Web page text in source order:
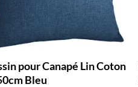
pour Canapé Lin Coton
Bleu